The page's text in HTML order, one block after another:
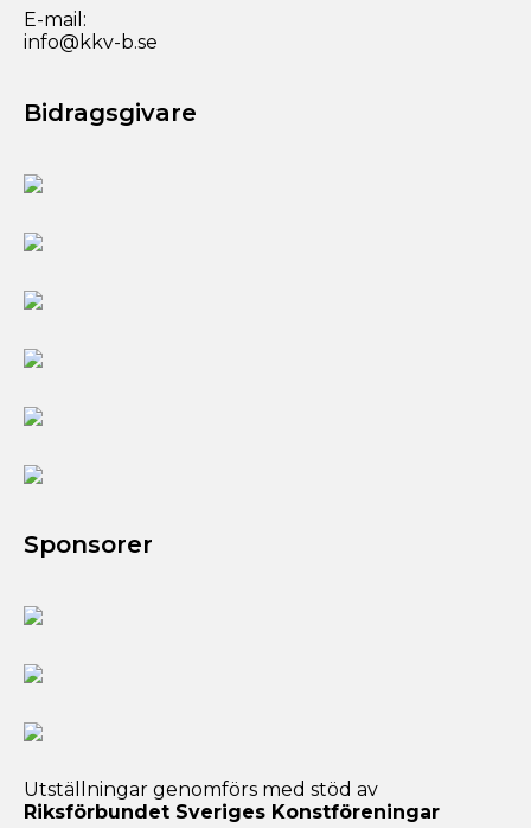
E-mail:
info@kkv-b.se
Bidragsgivare
Sponsorer
Utställningar genomförs med stöd av
Riksförbundet Sveriges Konstföreningar